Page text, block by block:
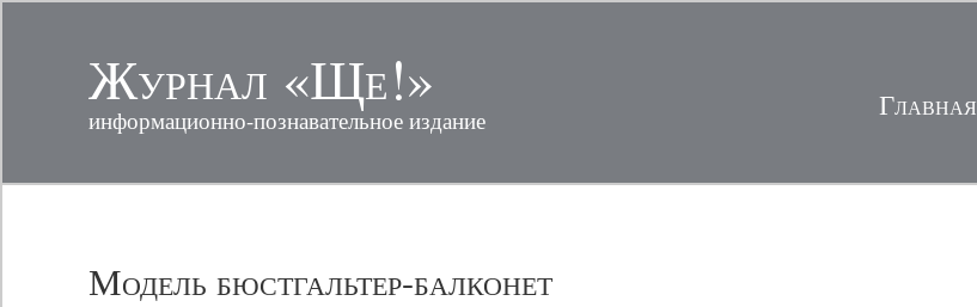
Журнал «Ще!»
информационно-познавательное издание Главная
Модель бюстгальтер-балконет